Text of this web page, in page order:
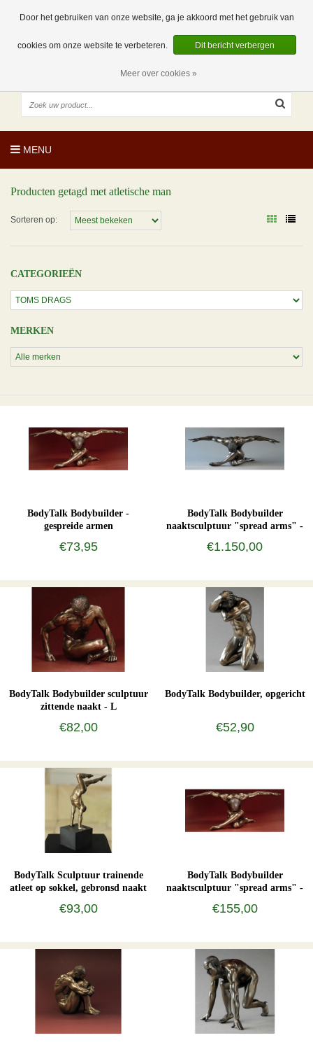
0 Artikelen
NL
EUR
MENU
Producten getagd met atletische man
Sorteren op:
CATEGORIEËN
MERKEN
BodyTalk Bodybuilder -
gespreide armen
€73,95
BodyTalk Bodybuilder
naaktsculptuur "spread arms" -
€1.150,00
BodyTalk Bodybuilder sculptuur
zittende naakt - L
€82,00
BodyTalk Bodybuilder, opgericht
€52,90
BodyTalk Sculptuur trainende
atleet op sokkel, gebronsd naakt
€93,00
BodyTalk Bodybuilder
naaktsculptuur "spread arms" -
€155,00
Door het gebruiken van onze website, ga je akkoord met het gebruik van
cookies om onze website te verbeteren. Dit bericht verbergen
Meer over cookies »